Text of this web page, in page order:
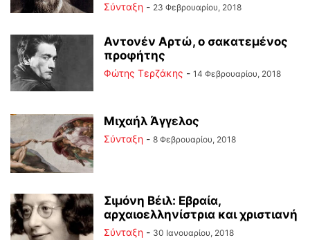
Σύνταξη - 23 Φεβρουαρίου, 2018
Αντονέν Αρτώ, ο σακατεμένος
προφήτης
Φώτης Τερζάκης - 14 Φεβρουαρίου, 2018
Μιχαήλ Άγγελος
Σύνταξη - 8 Φεβρουαρίου, 2018
Σιμόνη Βέιλ: Eβραία,
αρχαιοελληνίστρια και χριστιανή
Σύνταξη - 30 Ιανουαρίου, 2018